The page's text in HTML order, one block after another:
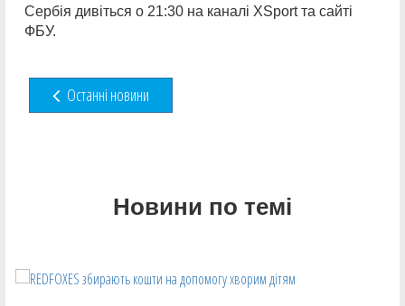
Сербія дивіться о 21:30 на каналі XSport та сайті
ФБУ.
Останні новини
Новини по темі